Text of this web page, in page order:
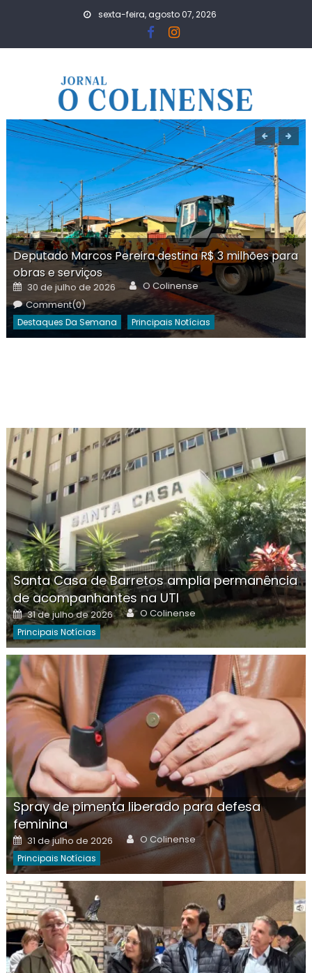
sexta-feira, agosto 07, 2026
Deputado Marcos Pereira destina R$ 3 milhões para
obras e serviços
Posted
on
30 de julho de 2026 Author
O Colinense
Comment(0)
Destaques Da Semana Principais Notícias
Santa Casa de Barretos amplia permanência
de acompanhantes na UTI
Posted
on
31 de julho de 2026 Author
O Colinense
Principais Notícias
Spray de pimenta liberado para defesa
feminina
Posted
on
31 de julho de 2026 Author
O Colinense
Principais Notícias